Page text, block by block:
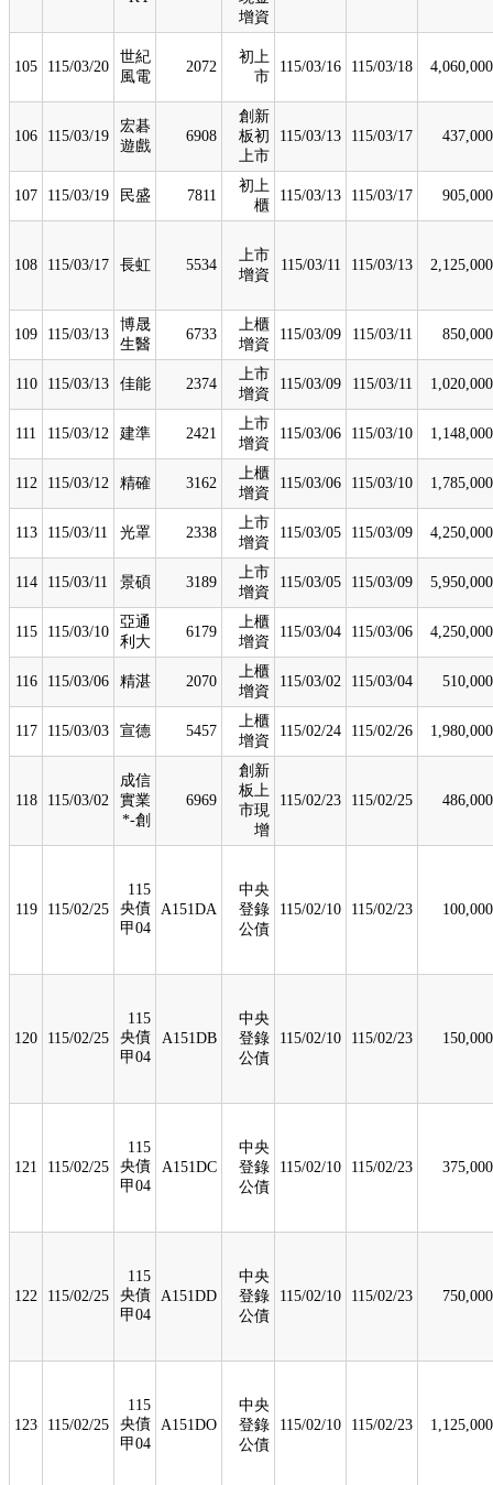
增資
105 115/03/20
世紀
風電
2072
初上
市
115/03/16 115/03/18 4,060,000
106 115/03/19
宏碁
遊戲
6908
創新
板初
上市
115/03/13 115/03/17 437,000
107 115/03/19 民盛 7811
初上
櫃
115/03/13 115/03/17 905,000
108 115/03/17 長虹 5534
上市
增資
115/03/11 115/03/13 2,125,000
109 115/03/13
博晟
生醫
6733
上櫃
增資
115/03/09 115/03/11 850,000
110 115/03/13 佳能 2374
上市
增資
115/03/09 115/03/11 1,020,000
111 115/03/12 建準 2421
上市
增資
115/03/06 115/03/10 1,148,000
112 115/03/12 精確 3162
上櫃
增資
115/03/06 115/03/10 1,785,000
113 115/03/11 光罩 2338
上市
增資
115/03/05 115/03/09 4,250,000
114 115/03/11 景碩 3189
上市
增資
115/03/05 115/03/09 5,950,000
115 115/03/10
亞通
利大
6179
上櫃
增資
115/03/04 115/03/06 4,250,000
116 115/03/06 精湛 2070
上櫃
增資
115/03/02 115/03/04 510,000
117 115/03/03 宣德 5457
上櫃
增資
115/02/24 115/02/26 1,980,000
118 115/03/02
成信
實業
*-創
6969
創新
板上
市現
增
115/02/23 115/02/25 486,000
119 115/02/25
115
央債
甲04
A151DA
中央
登錄
公債
115/02/10 115/02/23 100,000
120 115/02/25
115
央債
甲04
A151DB
中央
登錄
公債
115/02/10 115/02/23 150,000
121 115/02/25
115
央債
甲04
A151DC
中央
登錄
公債
115/02/10 115/02/23 375,000
122 115/02/25
115
央債
甲04
A151DD
中央
登錄
公債
115/02/10 115/02/23 750,000
123 115/02/25
115
央債
甲04
A151DO
中央
登錄
公債
115/02/10 115/02/23 1,125,000